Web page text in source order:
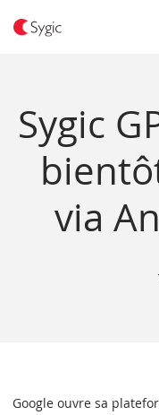
Sygic
via
Google ouvre sa